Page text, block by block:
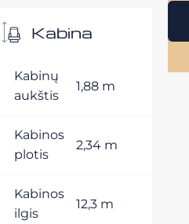
Kabina
Kabinų
aukštis
1,88 m
Kabinos
plotis
2,34 m
Kabinos
ilgis
12,3 m